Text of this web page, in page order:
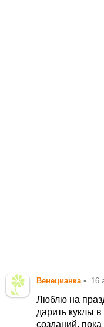
Венецианка • 16
Люблю на
дарить куклы
созданий,